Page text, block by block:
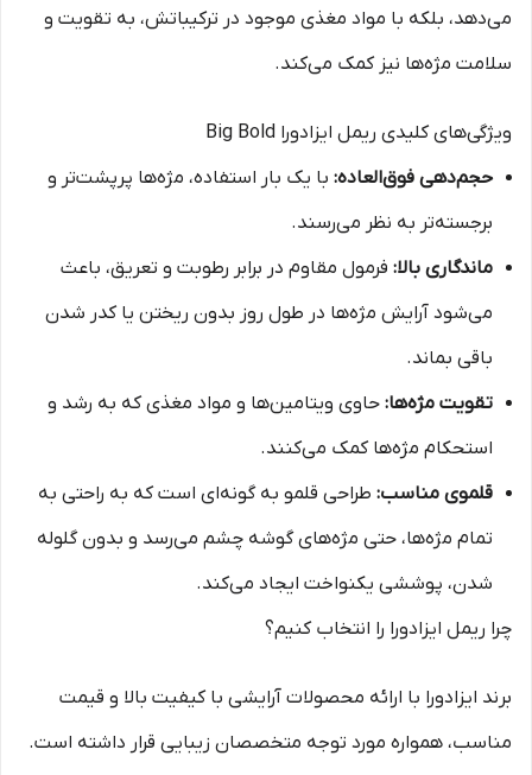
می‌دهد، بلکه با مواد مغذی موجود در ترکیباتش، به تقویت و
سلامت مژه‌ها نیز کمک می‌کند.
ویژگی‌های کلیدی ریمل ایزادورا Big Bold
حجم‌دهی فوق‌العاده: با یک بار استفاده، مژه‌ها پرپشت‌تر و
برجسته‌تر به نظر می‌رسند.
ماندگاری بالا: فرمول مقاوم در برابر رطوبت و تعریق، باعث
می‌شود آرایش مژه‌ها در طول روز بدون ریختن یا کدر شدن
باقی بماند.
تقویت مژه‌ها: حاوی ویتامین‌ها و مواد مغذی که به رشد و
استحکام مژه‌ها کمک می‌کنند.
قلموی مناسب: طراحی قلمو به گونه‌ای است که به راحتی به
تمام مژه‌ها، حتی مژه‌های گوشه چشم می‌رسد و بدون گلوله
شدن، پوششی یکنواخت ایجاد می‌کند.
چرا ریمل ایزادورا را انتخاب کنیم؟
برند ایزادورا با ارائه محصولات آرایشی با کیفیت بالا و قیمت
مناسب، همواره مورد توجه متخصصان زیبایی قرار داشته است.